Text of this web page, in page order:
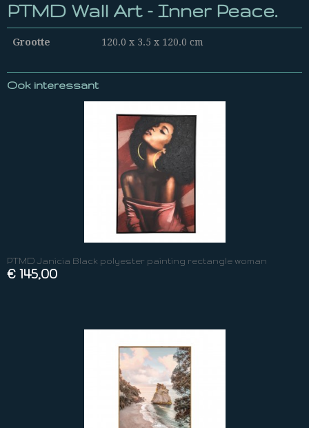
PTMD Wall Art - Inner Peace.
Grootte 120.0 x 3.5 x 120.0 cm
Ook interessant
PTMD Janicia Black polyester painting rectangle woman
€ 145,00